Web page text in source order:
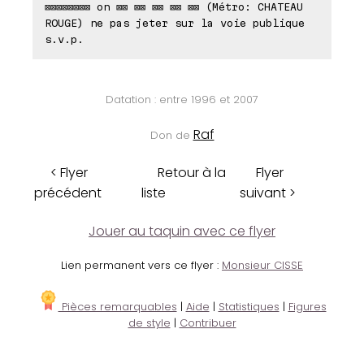
⊠⊠⊠⊠⊠⊠⊠⊠ on ⊠⊠ ⊠⊠ ⊠⊠ ⊠⊠ ⊠⊠ (Métro: CHATEAU
ROUGE) ne pas jeter sur la voie publique
s.v.p.
Datation : entre 1996 et 2007
Don de Raf
< Flyer
précédent
Retour à la
liste
Flyer
suivant >
Jouer au taquin avec ce flyer
Lien permanent vers ce flyer : Monsieur CISSE
Pièces remarquables | Aide | Statistiques | Figures
de style | Contribuer